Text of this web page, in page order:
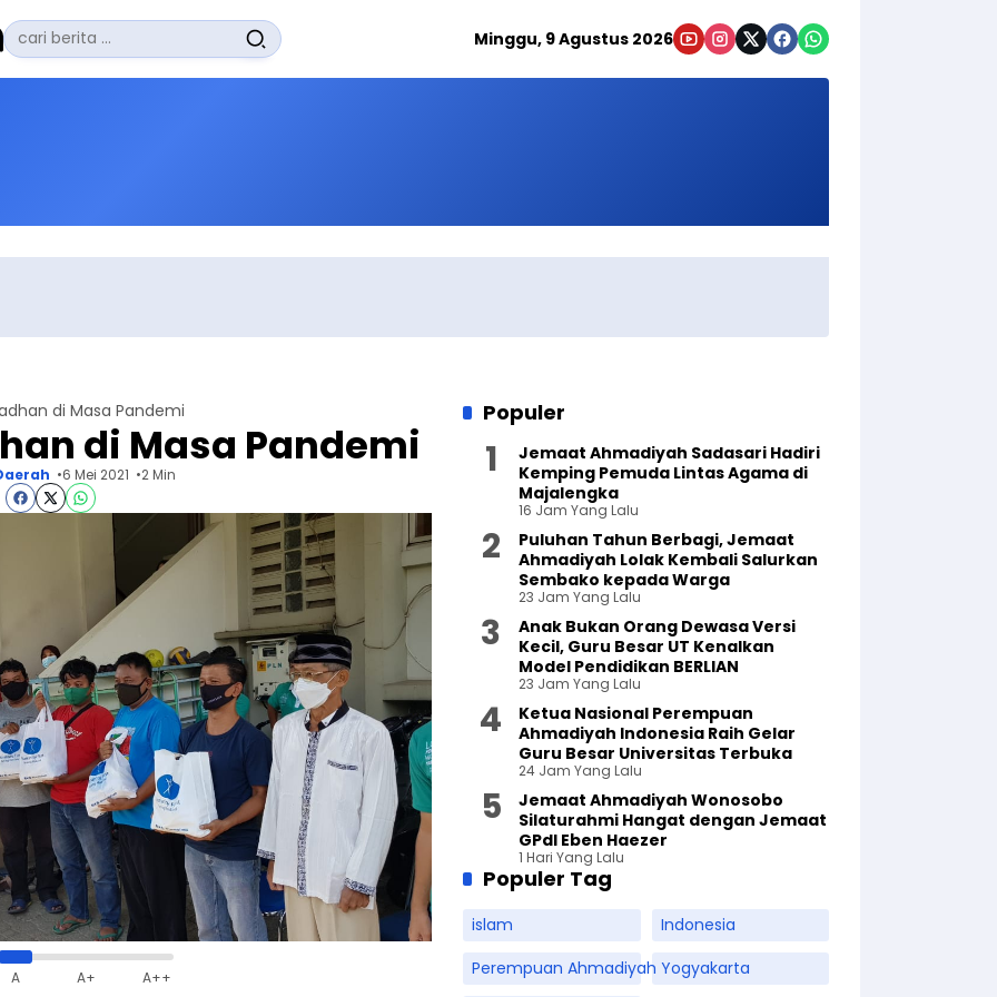
Pencarian
untuk:
Minggu, 9 Agustus 2026
di Masa Pandemi
di Masa Pandemi
6 Mei 2021 2 Min
A A+ A++
Populer
Jemaat Ahmadiyah Sadasari Hadiri
Kemping Pemuda Lintas Agama di
Majalengka
16 Jam Yang Lalu
Puluhan Tahun Berbagi, Jemaat
Ahmadiyah Lolak Kembali Salurkan
Sembako kepada Warga
23 Jam Yang Lalu
Anak Bukan Orang Dewasa Versi
Kecil, Guru Besar UT Kenalkan
Model Pendidikan BERLIAN
23 Jam Yang Lalu
Ketua Nasional Perempuan
Ahmadiyah Indonesia Raih Gelar
Guru Besar Universitas Terbuka
24 Jam Yang Lalu
Jemaat Ahmadiyah Wonosobo
Silaturahmi Hangat dengan Jemaat
GPdI Eben Haezer
1 Hari Yang Lalu
Populer Tag
islam
Indonesia
Perempuan Ahmadiyah Yogyakarta